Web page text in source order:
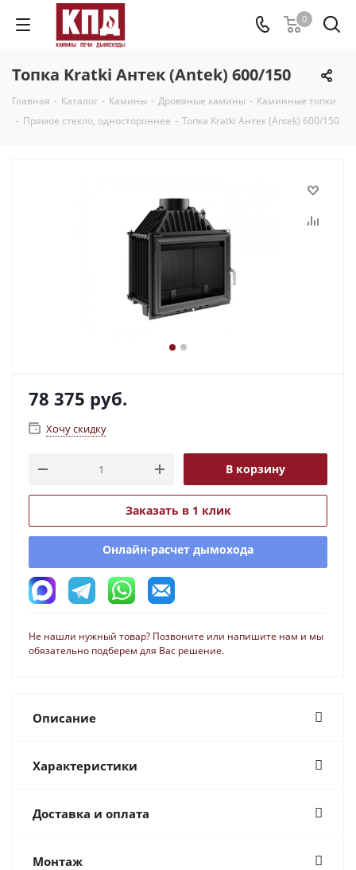
0
Топка Kratki Антек (Antek) 600/150
Главная - Каталог - Камины - Дровяные камины - Каминные топки
- Прямое стекло, одностороннее - Топка Kratki Антек (Antek) 600/150
78 375 руб.
Хочу скидку
В корзину
Заказать в 1 клик
Онлайн-расчет дымохода
Не нашли нужный товар? Позвоните или напишите нам и мы
обязательно подберем для Вас решение.
Описание
Характеристики
Доставка и оплата
Монтаж